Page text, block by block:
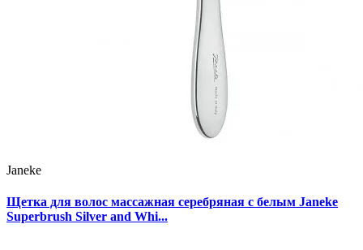
Janeke
Щетка для волос массажная серебряная с белым Janeke
Superbrush Silver and Whi...